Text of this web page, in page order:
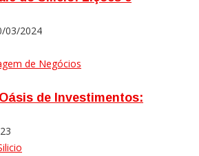
03/2024
de Negócios
de Investimentos: